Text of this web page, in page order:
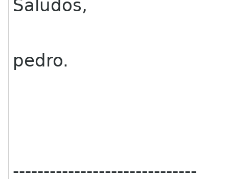
Saludos,
pedro.
------------------------------